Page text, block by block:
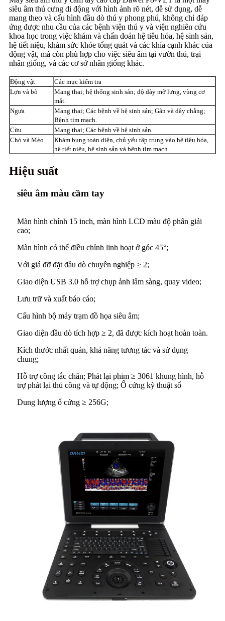
siêu âm thú cưng di động với hình ảnh rõ nét, dễ sử dụng, dễ
mang theo và cấu hình đầu dò thú y phong phú, không chỉ đáp
ứng được nhu cầu của các bệnh viện thú y và viện nghiên cứu
khoa học trong việc khám và chẩn đoán hệ tiêu hóa, hệ sinh sản,
hệ tiết niệu, khám sức khỏe tổng quát và các khía cạnh khác của
động vật, mà còn phù hợp cho việc siêu âm tại vườn thú, trại
nhân giống, và các cơ sở nhân giống khác.
Động vật
Các mục kiểm tra
Lợn và bò
Mang thai; hệ thống sinh sản; độ dày mỡ lưng, vùng cơ
mắt.
Ngựa
Mang thai; Các bệnh về hệ sinh sản; Gân và dây chằng;
Bệnh tim mạch.
Cừu
Mang thai; Các bệnh về hệ sinh sản.
Chó và Mèo
Khám bụng toàn diện, chủ yếu tập trung vào hệ tiêu hóa,
hệ tiết niệu, hệ sinh sản và bệnh tim mạch.
Hiệu suất
siêu âm màu cầm tay
Màn hình chính 15 inch, màn hình LCD màu độ phân giải
cao;
Màn hình có thể điều chỉnh linh hoạt ở góc 45°;
Với giá đỡ đặt đầu dò chuyên nghiệp ≥ 2;
Giao diện USB 3.0 hỗ trợ chụp ảnh lâm sàng, quay video;
Lưu trữ và xuất báo cáo;
Cấu hình bộ máy trạm đồ họa siêu âm;
Giao diện đầu dò tích hợp ≥ 2, đã được kích hoạt hoàn toàn.
Kích thước nhất quán, khả năng tương tác và sử dụng
chung;
Hỗ trợ công tắc chân; Phát lại phim ≥ 3061 khung hình, hỗ
trợ phát lại thủ công và tự động; Ổ cứng kỹ thuật số
Dung lượng ổ cứng ≥ 256G;